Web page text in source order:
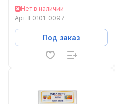
0097Нет в наличии
Арт. Е0101-0097
Под заказ